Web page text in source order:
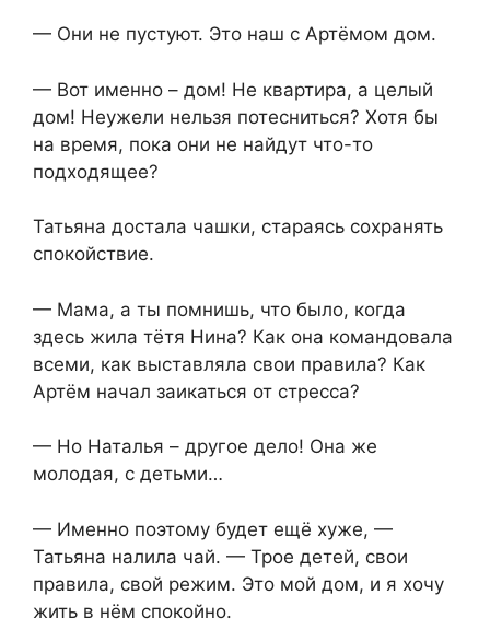
— Они не пустуют. Это наш с Артёмом дом.
— Вот именно – дом! Не квартира, а целый
дом! Неужели нельзя потесниться? Хотя бы
на время, пока они не найдут что-то
подходящее?
Татьяна достала чашки, стараясь сохранять
спокойствие.
— Мама, а ты помнишь, что было, когда
здесь жила тётя Нина? Как она командовала
всеми, как выставляла свои правила? Как
Артём начал заикаться от стресса?
— Но Наталья – другое дело! Она же
молодая, с детьми…
— Именно поэтому будет ещё хуже, —
Татьяна налила чай. — Трое детей, свои
правила, свой режим. Это мой дом, и я хочу
жить в нём спокойно.